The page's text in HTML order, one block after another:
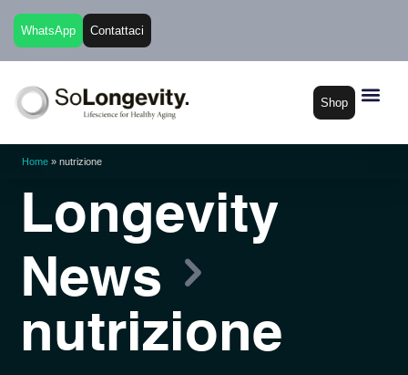
WhatsApp Contattaci
Shop
Home » nutrizione
Longevity
News
nutrizione